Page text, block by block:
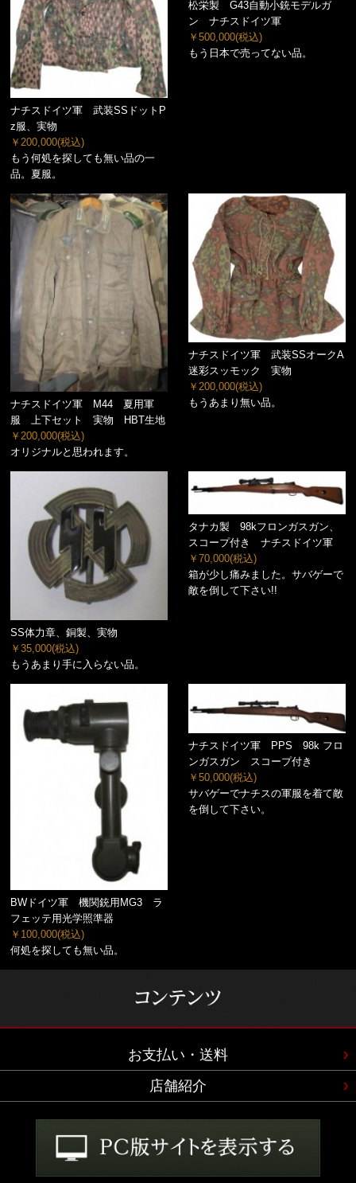
ナチスドイツ軍 武装SSドットP
z服、実物
￥200,000(税込)
もう何処を探しても無い品の一
品。夏服。
松栄製 G43自動小銃モデルガ
ン ナチスドイツ軍
￥500,000(税込)
もう日本で売ってない品。
ナチスドイツ軍 M44 夏用軍
服 上下セット 実物 HBT生地
￥200,000(税込)
オリジナルと思われます。
ナチスドイツ軍 武装SSオークA
迷彩スッモック 実物
￥200,000(税込)
もうあまり無い品。
SS体力章、銅製、実物
￥35,000(税込)
もうあまり手に入らない品。
タナカ製 98kフロンガスガン、
スコープ付き ナチスドイツ軍
￥70,000(税込)
箱が少し痛みました。サバゲーで
敵を倒して下さい!!
BWドイツ軍 機関銃用MG3 ラ
フェッテ用光学照準器
￥100,000(税込)
何処を探しても無い品。
ナチスドイツ軍 PPS 98k フロ
ンガスガン スコープ付き
￥50,000(税込)
サバゲーでナチスの軍服を着て敵
を倒して下さい。
お支払い・送料
店舗紹介